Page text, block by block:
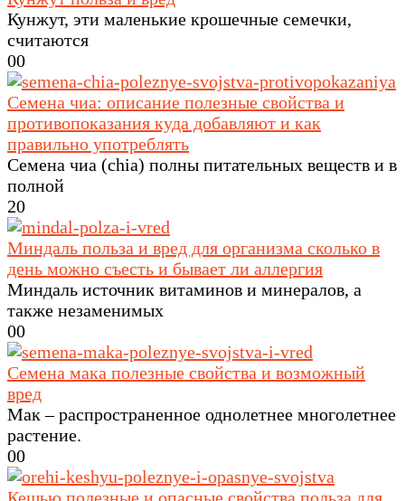
Кунжут, эти маленькие крошечные семечки,
считаются
00
Семена чиа: описание полезные свойства и
противопоказания куда добавляют и как
правильно употреблять
Семена чиа (chia) полны питательных веществ и в
полной
20
Миндаль польза и вред для организма сколько в
день можно съесть и бывает ли аллергия
Миндаль источник витаминов и минералов, а
также незаменимых
00
Семена мака полезные свойства и возможный
вред
Мак – распространенное однолетнее многолетнее
растение.
00